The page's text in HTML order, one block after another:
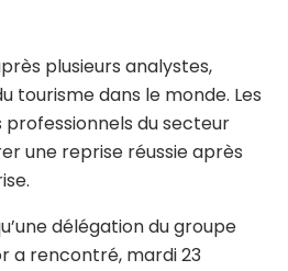
plusieurs analystes,
tourisme dans le monde. Les
du secteur
une reprise réussie après
délégation du groupe
a rencontré, mardi 23